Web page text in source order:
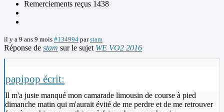
Remerciements reçus 1438
il y a 9 ans 9 mois #134994 parstam
Réponse de stam sur le sujet WE VO2 2016
papipop écrit:
Il m'a juste manqué mon camarade limousin de course à pied
dimanche matin qui m'aurait évité de me perdre et de me retrouver